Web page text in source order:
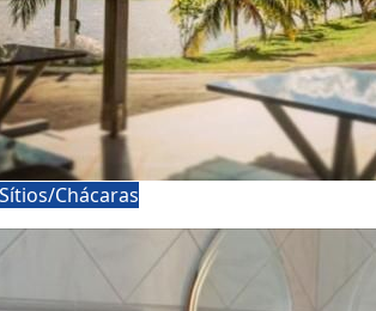
Chácaras